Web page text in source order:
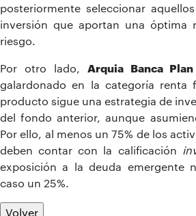
posteriormente seleccionar
inversión que aportan una óptima
riesgo.
Por otro lado, Arquia Banca
galardonado en la categoría renta
producto sigue una estrategia de
del fondo anterior, aunque
Por ello, al menos un 75% de los
deben contar con la calificación
exposición a la deuda emergente
caso un 25%.
Volver